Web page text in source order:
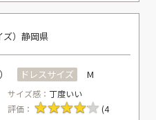
） 静岡県
ドレスサイズ M
サイズ感：丁度いい
評価： (4